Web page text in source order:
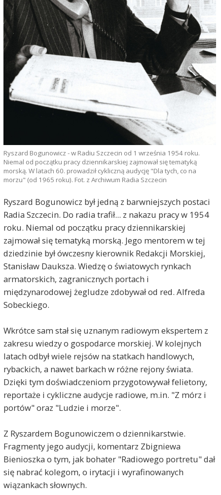
Ryszard Bogunowicz - w Radiu Szczecin od 1 września 1954 roku.
Niemal od początku pracy dziennikarskiej zajmował się tematyką
morską. W latach 60. prowadził cykliczną audycję "Dla tych, co na
morzu" (od 1965 roku). Fot. z Archiwum Radia Szczecin
Ryszard Bogunowicz był jedną z barwniejszych postaci
Radia Szczecin. Do radia trafił... z nakazu pracy w 1954
roku. Niemal od początku pracy dziennikarskiej
zajmował się tematyką morską. Jego mentorem w tej
dziedzinie był ówczesny kierownik Redakcji Morskiej,
Stanisław Dauksza. Wiedzę o światowych rynkach
armatorskich, zagranicznych portach i
międzynarodowej żegludze zdobywał od red. Alfreda
Sobeckiego.
Wkrótce sam stał się uznanym radiowym ekspertem z
zakresu wiedzy o gospodarce morskiej. W kolejnych
latach odbył wiele rejsów na statkach handlowych,
rybackich, a nawet barkach w różne rejony świata.
Dzięki tym doświadczeniom przygotowywał felietony,
reportaże i cykliczne audycje radiowe, m.in. "Z mórz i
portów" oraz "Ludzie i morze".
Z Ryszardem Bogunowiczem o dziennikarstwie.
Fragmenty jego audycji, komentarz Zbigniewa
Bienioszka o tym, jak bohater "Radiowego portretu" dał
się nabrać kolegom, o irytacji i wyrafinowanych
wiązankach słownych.